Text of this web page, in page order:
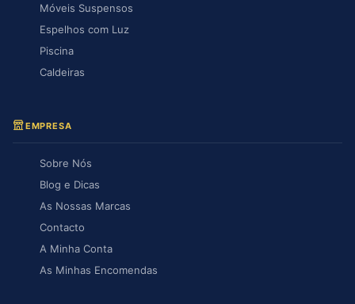
Móveis Suspensos
Espelhos com Luz
Piscina
Caldeiras
EMPRESA
Sobre Nós
Blog e Dicas
As Nossas Marcas
Contacto
A Minha Conta
As Minhas Encomendas